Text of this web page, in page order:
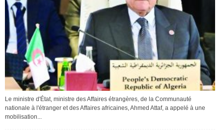
Le ministre d'État, ministre des Affaires étrangères, de la Communauté
nationale à l'étranger et des Affaires africaines, Ahmed Attaf, a appelé à une
mobilisation...